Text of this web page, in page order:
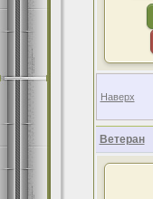
Наверх
Ветеран